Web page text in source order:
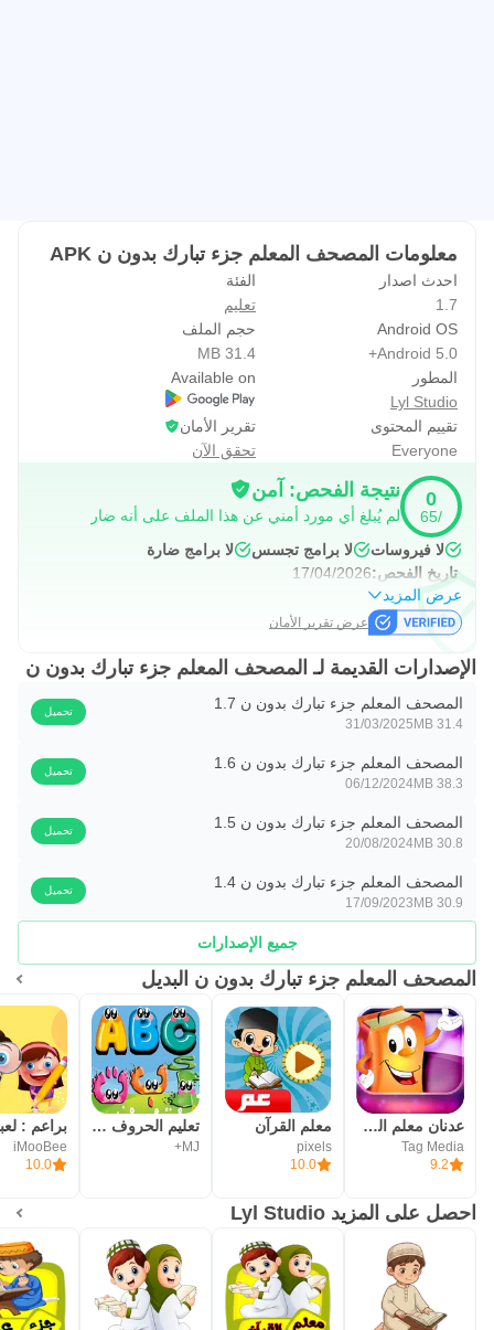
معلومات المصحف المعلم جزء تبارك بدون ن APK
احدث اصدار
1.7
الفئة
تعليم
Android OS
Android 5.0+
حجم الملف
31.4 MB
المطور
Lyl Studio
Available on
تقييم المحتوى
Everyone
تقرير الأمان
تحقق الآن
0
/65
نتيجة الفحص: آمن
لم يُبلغ أي مورد أمني عن هذا الملف على أنه ضار
لا فيروسات
لا برامج تجسس
لا برامج ضارة
تاريخ الفحص:17/04/2026
عرض المزيد
عرض تقرير الأمان
الإصدارات القديمة لـ المصحف المعلم جزء تبارك بدون ن
المصحف المعلم جزء تبارك بدون ن 1.7
31.4 MB
31/03/2025
تحميل
المصحف المعلم جزء تبارك بدون ن 1.6
38.3 MB
06/12/2024
تحميل
المصحف المعلم جزء تبارك بدون ن 1.5
30.8 MB
20/08/2024
تحميل
المصحف المعلم جزء تبارك بدون ن 1.4
30.9 MB
17/09/2023
تحميل
جميع الإصدارات
المصحف المعلم جزء تبارك بدون ن البديل
عدنان معلم القرآن
Tag Media
9.2
معلم القرآن
pixels
10.0
تعليم الحروف والارقام للاطفال
MJ+
iMooBee
10.0
احصل على المزيد Lyl Studio